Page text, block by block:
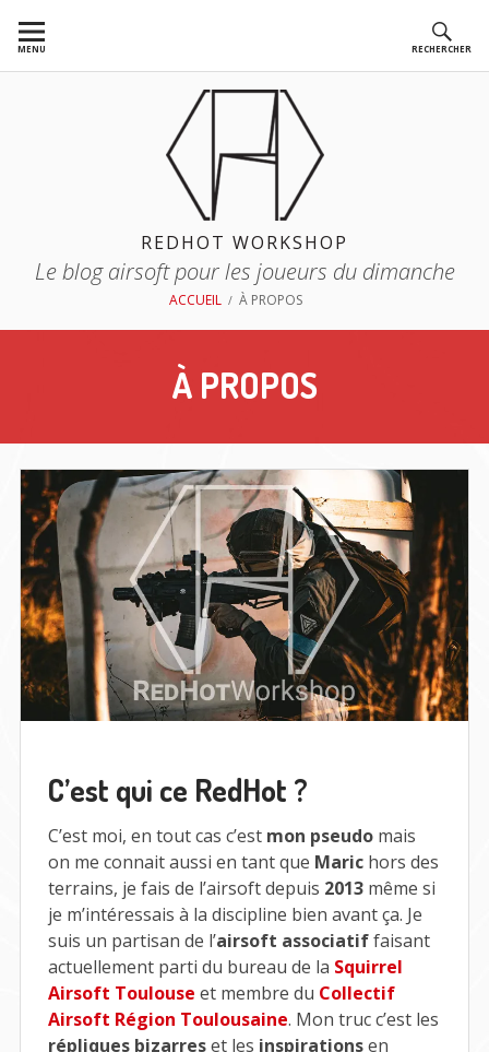
auMENU RECHERCHER
REDHOT WORKSHOP
Le blog airsoft pour les joueurs du dimanche
ACCUEIL À PROPOS
À PROPOS
C’est qui ce RedHot ?
C’est moi, en tout cas c’est mon pseudomais
on me connait aussi en tant que Marichors des
terrains, je fais de l’airsoft depuis 2013même si
je m’intéressais à la discipline bien avant ça. Je
suis un partisan de l’airsoft associatiffaisant
actuellement parti du bureau de la Squirrel
Airsoft Toulouse et membre du Collectif
Airsoft Région Toulousaine. Mon truc c’est les
répliques bizarreset les inspirationsen